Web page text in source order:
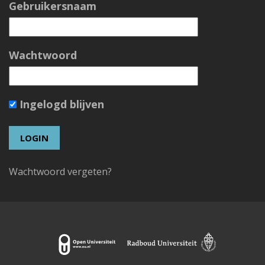
Gebruikersnaam
Wachtwoord
Ingelogd blijven
Wachtwoord vergeten?